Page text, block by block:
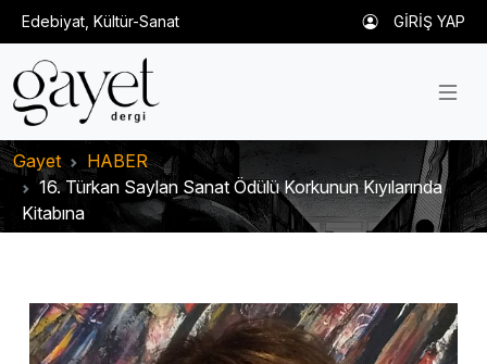
Edebiyat, Kültür-Sanat GİRİŞ YAP
Gayet
HABER
16. Türkan Saylan Sanat Ödülü Korkunun Kıyılarında
Kitabına